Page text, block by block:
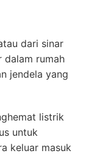
dari sinar
dalam rumah
jendela yang
listrik
untuk
keluar masuk